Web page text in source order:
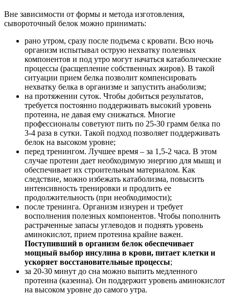
Вне зависимости от формы и метода изготовления,
сывороточный белок можно принимать:
рано утром, сразу после подъема с кровати. Всю ночь
организм испытывал острую нехватку полезных
компонентов и под утро могут начаться катаболические
процессы (расщепление собственных жиров). В такой
ситуации прием белка позволит компенсировать
нехватку белка в организме и запустить анаболизм;
на протяжении суток. Чтобы добиться результатов,
требуется постоянно поддерживать высокий уровень
протеина, не давая ему снижаться. Многие
профессионалы советуют пить по 25-30 грамм белка по
3-4 раза в сутки. Такой подход позволяет поддерживать
белок на высоком уровне;
перед тренингом. Лучшее время – за 1,5-2 часа. В этом
случае протеин дает необходимую энергию для мышц и
обеспечивает их строительным материалом. Как
следствие, можно избежать катаболизма, повысить
интенсивность тренировки и продлить ее
продолжительность (при необходимости);
после тренинга. Организм изнурен и требует
восполнения полезных компонентов. Чтобы пополнить
растраченные запасы углеводов и поднять уровень
аминокислот, прием протеина крайне важен.
Поступивший в организм белок обеспечивает
мощный выбор инсулина в крови, питает клетки и
ускоряет восстановительные процессы;
за 20-30 минут до сна можно выпить медленного
протеина (казеина). Он поддержит уровень аминокислот
на высоком уровне до самого утра.